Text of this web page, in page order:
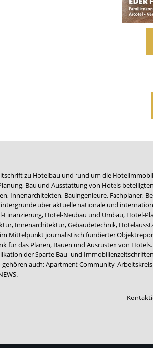
zu Hotelbau und rund um die
Bau und Ausstattung von Hotels
Innenarchitekten, Bauingenieure, Fachplaner,
über aktuelle nationale und
Hotel-Neubau und Umbau, Hotel-
Innenarchitektur, Gebäudetechnik,
Mittelpunkt journalistisch fundierter
für das Planen, Bauen und Ausrüsten von Hotels.
der Sparte Bau- und
auch:Apartment Community,
.